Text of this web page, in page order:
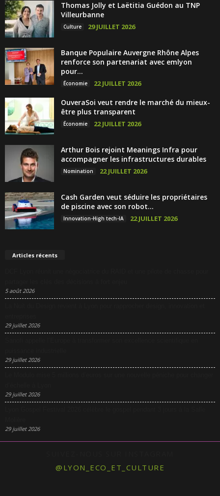
Thomas Jolly et Laëtitia Guédon au TNP
Villeurbanne
Culture 29 JUILLET 2026
Banque Populaire Auvergne Rhône Alpes
renforce son partenariat avec emlyon
pour...
Économie 22 JUILLET 2026
OuveraSoi veut rendre le marché du mieux-
être plus transparent
Économie 22 JUILLET 2026
Arthur Bois rejoint Meanings Infra pour
accompagner les infrastructures durables
Nomination 22 JUILLET 2026
Cash Garden veut séduire les propriétaires
de piscine avec son robot...
Innovation-High tech-IA 22 JUILLET 2026
Articles récents
5 août 2026
29 juillet 2026
29 juillet 2026
29 juillet 2026
29 juillet 2026
@LYON_ECO_ET_CULTURE